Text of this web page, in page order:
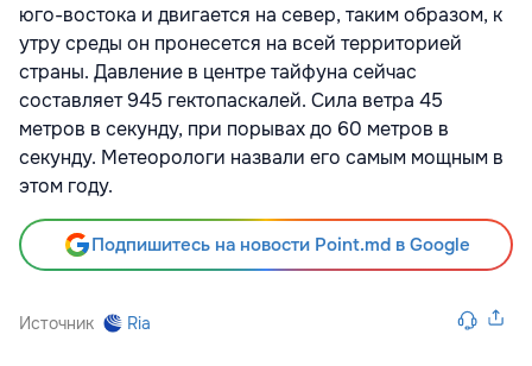
юго-востока и двигается на север, таким образом, к
утру среды он пронесется на всей территорией
страны. Давление в центре тайфуна сейчас
составляет 945 гектопаскалей. Сила ветра 45
метров в секунду, при порывах до 60 метров в
секунду. Метеорологи назвали его самым мощным в
этом году.
Подпишитесь на новости Point.md в Google
Источник Ria